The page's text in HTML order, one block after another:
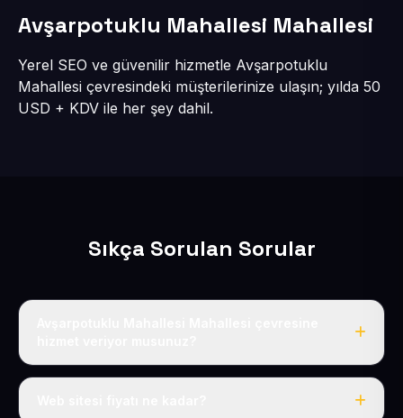
Avşarpotuklu Mahallesi Mahallesi
Yerel SEO ve güvenilir hizmetle Avşarpotuklu
Mahallesi çevresindeki müşterilerinize ulaşın; yılda 50
USD + KDV ile her şey dahil.
Sıkça Sorulan Sorular
Evet, Avşarpotuklu Mahallesi dahil tüm Pınarbaşı ve